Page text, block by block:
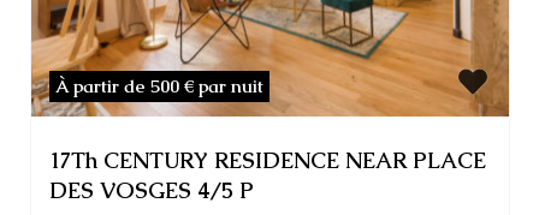
À partir de 500 € par nuit
17Th CENTURY RESIDENCE NEAR PLACE
DES VOSGES 4/5 P